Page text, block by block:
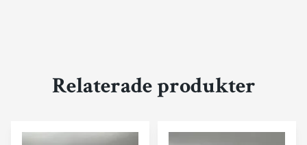
Relaterade produkter